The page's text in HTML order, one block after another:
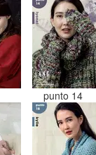
punto 14